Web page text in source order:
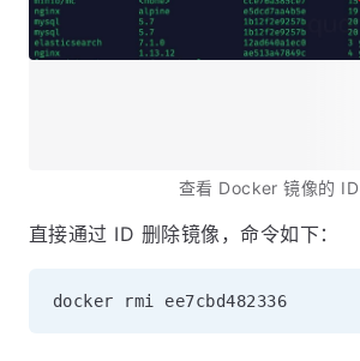
查看 Docker 镜像的 ID
直接通过 ID 删除镜像，命令如下：